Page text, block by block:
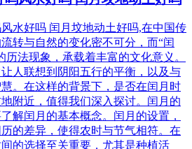
水好吗 闰月坟地动土好吗,在中国传
转与自然的变化密不可分，而“闰
历法现象，承载着丰富的文化意义。
人联想到阴阳五行的平衡，以及与
。在这样的背景下，是否在闰月时
附近，值得我们深入探讨。闰月的
解闰月的基本概念。闰月的设置，
的差异，使得农时与节气相符。在
的选择至关重要，尤其是种植活